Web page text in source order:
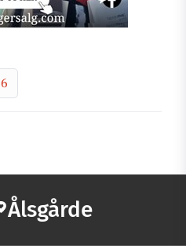
6
Ålsgårde